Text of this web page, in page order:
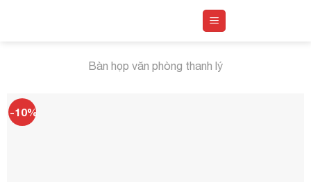
Bàn họp văn phòng thanh lý
-10%